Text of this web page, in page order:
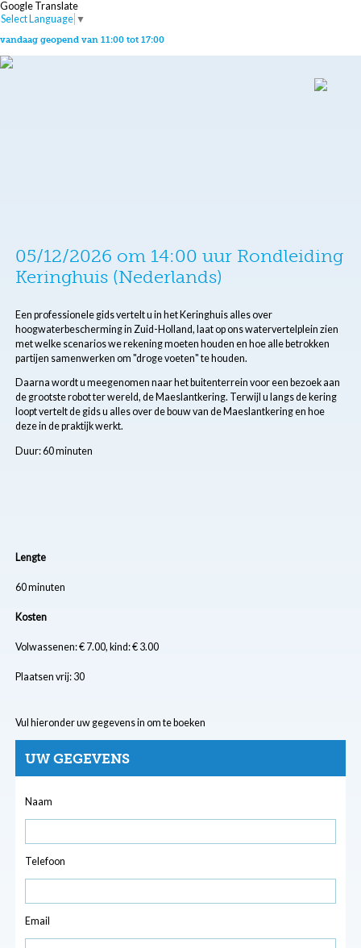
Google Translate
Select Language ▼
vandaag geopend van 11:00 tot 17:00
05/12/2026 om 14:00 uur Rondleiding
Keringhuis (Nederlands)
Een professionele gids vertelt u in het Keringhuis alles over
hoogwaterbescherming in Zuid-Holland, laat op ons watervertelplein zien
met welke scenarios we rekening moeten houden en hoe alle betrokken
partijen samenwerken om "droge voeten" te houden.
Daarna wordt u meegenomen naar het buitenterrein voor een bezoek aan
de grootste robot ter wereld, de Maeslantkering. Terwijl u langs de kering
loopt vertelt de gids u alles over de bouw van de Maeslantkering en hoe
deze in de praktijk werkt.
Duur: 60 minuten
Lengte
60 minuten
Kosten
Volwassenen: € 7.00, kind: € 3.00
Plaatsen vrij: 30
Vul hieronder uw gegevens in om te boeken
UW GEGEVENS
Naam
Telefoon
Email